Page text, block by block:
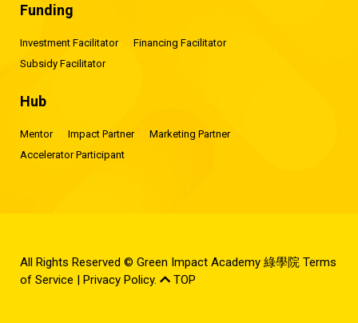
Funding
Investment Facilitator
Financing Facilitator
Subsidy Facilitator
Hub
Mentor Impact Partner
Marketing Partner
Accelerator Participant
All Rights Reserved © Green Impact Academy 綠學院 Terms
of Service | Privacy Policy. TOP